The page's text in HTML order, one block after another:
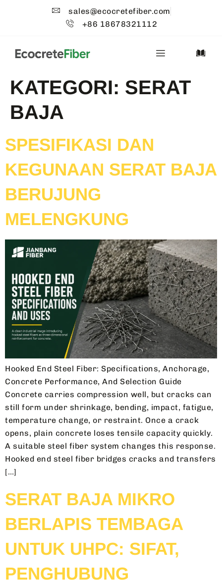
sales@ecocretefiber.com
+86 18678321112
KATEGORI: SERAT
BAJA
SPESIFIKASI DAN
KEGUNAAN SERAT BAJA
BERUJUNG
MELENGKUNG
Hooked End Steel Fiber: Specifications, Anchorage,
Concrete Performance, And Selection Guide
Concrete carries compression well, but cracks can
still form under shrinkage, bending, impact, fatigue,
temperature change, or restraint. Once a crack
opens, plain concrete loses tensile capacity quickly.
A suitable steel fiber system changes this response.
Hooked end steel fiber bridges cracks and transfers
[…]
SERAT BAJA MIKRO
BERLAPIS TEMBAGA
UNTUK UHPC: SIFAT,
PENGHUBUNG